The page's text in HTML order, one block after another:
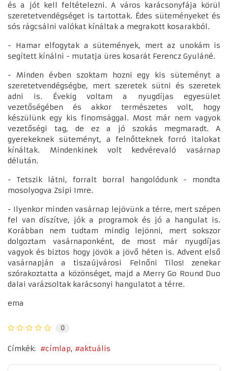
és a jót kell feltételezni. A város karácsonyfája körül
szeretetvendégséget is tartottak. Édes süteményeket és
sós rágcsálni valókat kínáltak a megrakott kosarakból.
- Hamar elfogytak a sütemények, mert az unokám is
segített kínálni - mutatja üres kosarát Ferencz Gyuláné.
- Minden évben szoktam hozni egy kis süteményt a
szeretetvendégségbe, mert szeretek sütni és szeretek
adni is. Évekig voltam a nyugdíjas egyesület
vezetőségében és akkor természetes volt, hogy
készülünk egy kis finomsággal. Most már nem vagyok
vezetőségi tag, de ez a jó szokás megmaradt. A
gyerekeknek süteményt, a felnőtteknek forró italokat
kínáltak. Mindenkinek volt kedvérevaló vasárnap
délután.
- Tetszik látni, forralt borral hangolódunk - mondta
mosolyogva Zsipi Imre.
- Ilyenkor minden vasárnap lejövünk a térre, mert szépen
fel van díszítve, jók a programok és jó a hangulat is.
Korábban nem tudtam mindig lejönni, mert sokszor
dolgoztam vasárnaponként, de most már nyugdíjas
vagyok és biztos hogy jövök a jövő héten is. Advent első
vasárnapján a tiszaújvárosi Felnőni Tilos! zenekar
szórakoztatta a közönséget, majd a Merry Go Round Duo
dalai varázsoltak karácsonyi hangulatot a térre.
ema
0
Címkék: címlap aktuális